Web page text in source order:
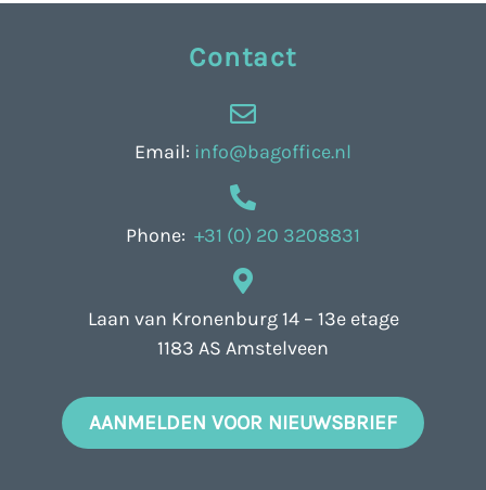
Contact
Email: info@bagoffice.nl
Phone: +31 (0) 20 3208831
Laan van Kronenburg 14 – 13e etage
1183 AS Amstelveen
AANMELDEN VOOR NIEUWSBRIEF